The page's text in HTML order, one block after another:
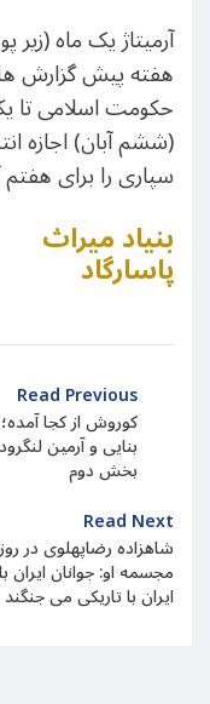
آرمیتاژ یک ماه
هفته پیش گزارش
حکومت اسلامی تا
(ششم آبان) اجازه
سپاری را برای
Share
بنیاد میراث
پاسارگاد
Read Previous
کوروش از کجا
بنایی و آرمین
بخش دوم
Read Next
شاهزاده رضاپهلوی در
مجسمه او:‌ جوانان ایران
ایران با تاریکی می جنگند